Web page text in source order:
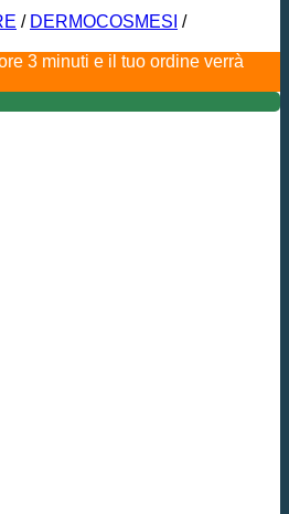
/ DERMOCOSMESI /
3 minuti e il tuo ordine verrà